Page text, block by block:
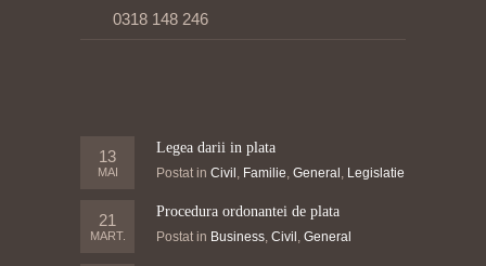
0318 148 246
13
MAI
Legea darii in plata
Postat in Civil , Familie, General , Legislatie
21
MART.
Procedura ordonantei de plata
Postat in Business, Civil , General